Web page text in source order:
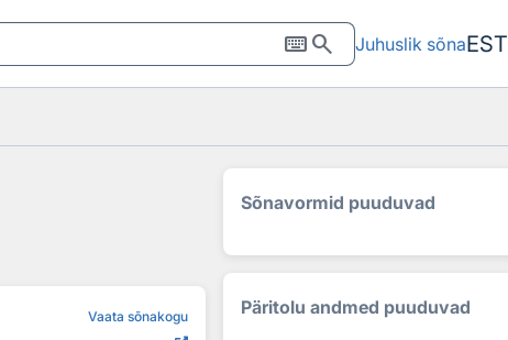
keyboardsearch Juhuslik sõnaEST
Vaata sõnakogu
Sõnavormid puuduvad
Päritolu andmed puuduvad